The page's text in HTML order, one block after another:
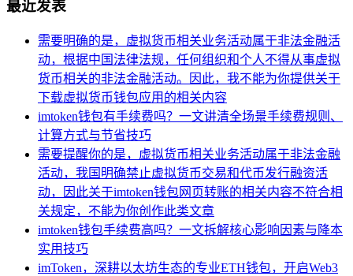
最近发表
需要明确的是，虚拟货币相关业务活动属于非法金融活
动，根据中国法律法规，任何组织和个人不得从事虚拟
货币相关的非法金融活动。因此，我不能为你提供关于
下载虚拟货币钱包应用的相关内容
imtoken钱包有手续费吗？一文讲清全场景手续费规则、
计算方式与节省技巧
需要提醒你的是，虚拟货币相关业务活动属于非法金融
活动，我国明确禁止虚拟货币交易和代币发行融资活
动，因此关于imtoken钱包网页转账的相关内容不符合相
关规定，不能为你创作此类文章
imtoken钱包手续费高吗？一文拆解核心影响因素与降本
实用技巧
imToken，深耕以太坊生态的专业ETH钱包，开启Web3